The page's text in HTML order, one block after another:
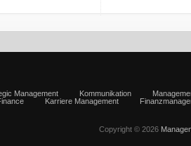
Management Kommunikation
Karriere Management
Copyright © 2026